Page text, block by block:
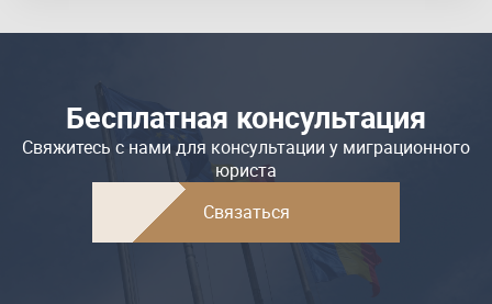
Бесплатная консультация
Свяжитесь с нами для консультации у миграционного
юриста
Связаться